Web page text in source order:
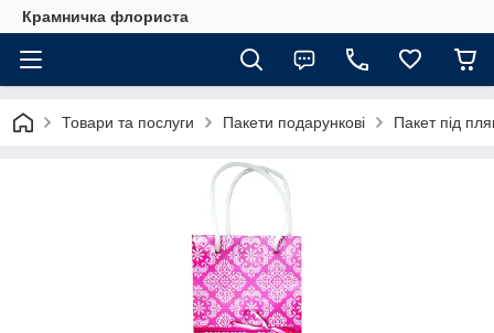
Крамничка флориста
Товари та послуги Пакети подарункові Пакет під